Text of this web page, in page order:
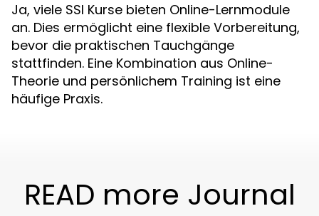
Ja, viele SSI Kurse bieten Online-Lernmodule
an. Dies ermöglicht eine flexible Vorbereitung,
bevor die praktischen Tauchgänge
stattfinden. Eine Kombination aus Online-
Theorie und persönlichem Training ist eine
häufige Praxis.
READ more Journal